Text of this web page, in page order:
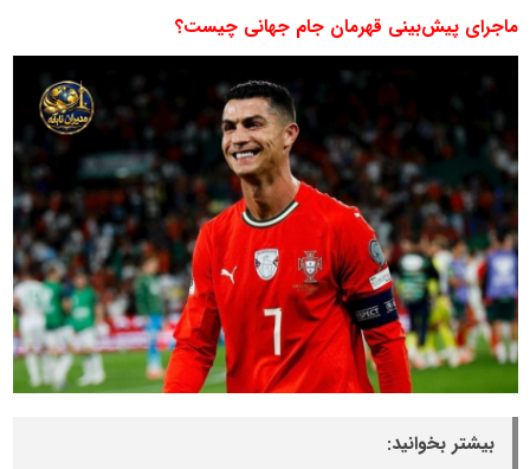
ماجرای پیش‌بینی قهرمان جام جهانی چیست؟
بیشتر بخوانید: